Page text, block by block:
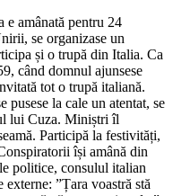
amânată pentru 24
se organizase un
și o trupă din Italia. Ca
când domnul ajunsese
tot o trupă italiană.
pusese la cale un atentat, se
lui Cuza. Miniștri îl
Participă la festivități,
își amână din
politice, consulul italian
”Țara voastră stă